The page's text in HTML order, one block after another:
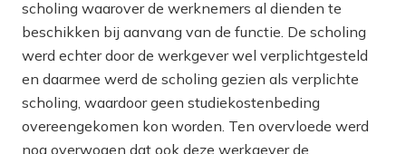
scholing waarover de werknemers al dienden te
beschikken bij aanvang van de functie. De scholing
werd echter door de werkgever wel verplichtgesteld
en daarmee werd de scholing gezien als verplichte
scholing, waardoor geen studiekostenbeding
overeengekomen kon worden. Ten overvloede werd
nog overwogen dat ook deze werkgever de